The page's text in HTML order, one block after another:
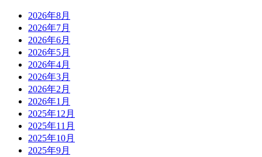
2026年8月
2026年7月
2026年6月
2026年5月
2026年4月
2026年3月
2026年2月
2026年1月
2025年12月
2025年11月
2025年10月
2025年9月